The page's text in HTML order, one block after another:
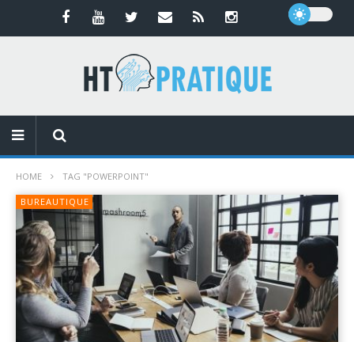
HOME TAG "POWERPOINT"
BUREAUTIQUE